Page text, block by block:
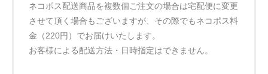
ネコポス配送商品を複数個ご注文の場合は宅配便に変更
させて頂く場合もございますが、その際でもネコポス料
金（220円）でお届けいたします。
お客様による配送方法・日時指定はできません。